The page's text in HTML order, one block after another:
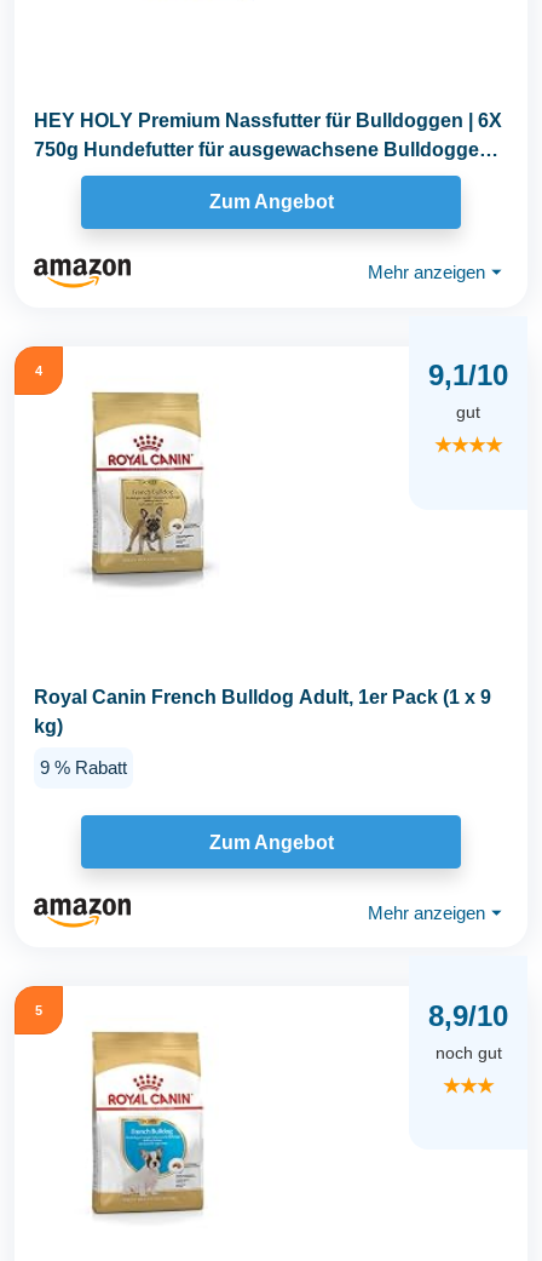
HEY HOLY Premium Nassfutter für Bulldoggen | 6X
750g Hundefutter für ausgewachsene Bulldoggen
Zum Angebot
Mehr anzeigen ⏷
4 9,1/10
gut
★★★★
Royal Canin French Bulldog Adult, 1er Pack (1 x 9
kg)
9 % Rabatt
Zum Angebot
Mehr anzeigen ⏷
5 8,9/10
noch gut
★★★